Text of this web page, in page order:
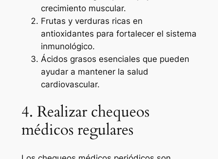
crecimiento muscular.
Frutas y verduras ricas en
antioxidantes para fortalecer el sistema
inmunológico.
Ácidos grasos esenciales que pueden
ayudar a mantener la salud
cardiovascular.
4. Realizar chequeos
médicos regulares